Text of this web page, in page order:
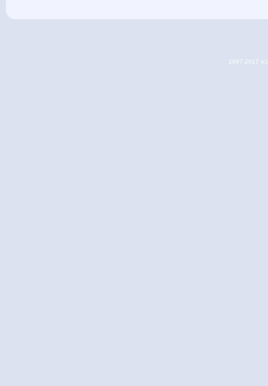
1997-2017